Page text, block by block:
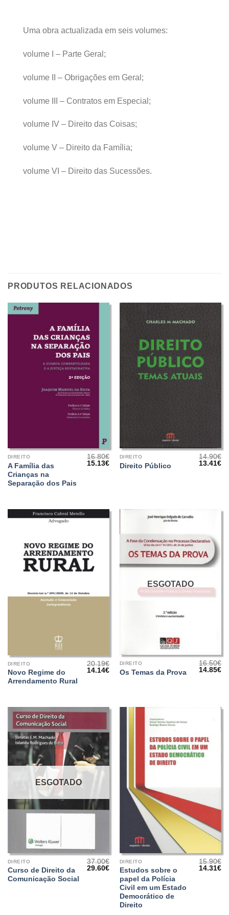
Uma obra actualizada em seis volumes:
volume I – Parte Geral;
volume II – Obrigações em Geral;
volume III – Contratos em Especial;
volume IV – Direito das Coisas;
volume V – Direito da Família;
volume VI – Direito das Sucessões.
PRODUTOS RELACIONADOS
DIREITO
A Família das
Crianças na
Separação dos Pais
16.80€
O
15.13€O
preço
DIREITO
Direito Público
14.90€
O
13.41€O
DIREITO
Novo Regime do
Arrendamento Rural
20.19€
O
14.14€O
preço
ESGOTADO
DIREITO
Os Temas da Prova
16.50€
O
14.85€O
ESGOTADO
DIREITO
Curso de Direito da
Comunicação Social
37.00€
O
29.60€O
preço
atual
29.60€.
DIREITO
Estudos sobre o
papel da Polícia
Civil em um Estado
Democrático de
Direito
15.90€
O
14.31€O